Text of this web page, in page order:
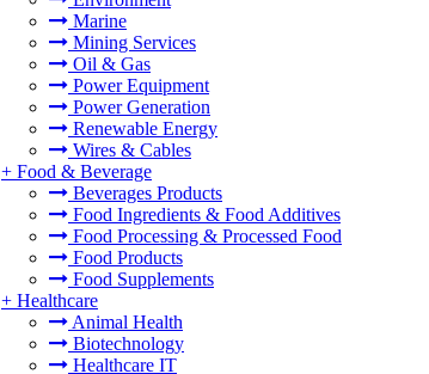
Marine
Mining Services
Oil & Gas
Power Equipment
Power Generation
Renewable Energy
Wires & Cables
+ Food & Beverage
Beverages Products
Food Ingredients & Food Additives
Food Processing & Processed Food
Food Products
Food Supplements
+ Healthcare
Animal Health
Biotechnology
Healthcare IT